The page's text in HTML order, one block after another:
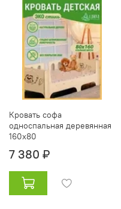
Кровать софа
односпальная деревянная
160х80
7 380 ₽